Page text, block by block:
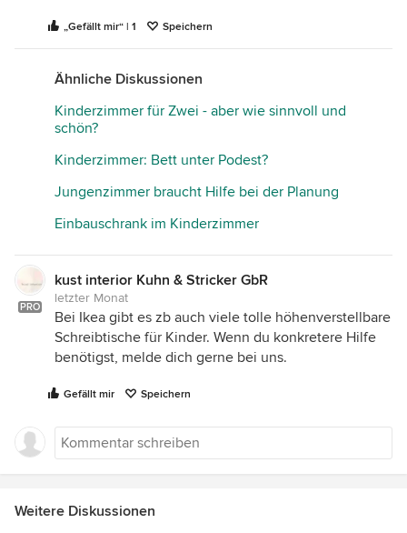
„Gefällt mir“ | 1 Speichern
Ähnliche Diskussionen
Kinderzimmer für Zwei - aber wie sinnvoll und
schön?
Kinderzimmer: Bett unter Podest?
Jungenzimmer braucht Hilfe bei der Planung
Einbauschrank im Kinderzimmer
PRO
kust interior Kuhn & Stricker GbR
letzter Monat
Bei Ikea gibt es zb auch viele tolle höhenverstellbare
Schreibtische für Kinder. Wenn du konkretere Hilfe
benötigst, melde dich gerne bei uns.
Gefällt mir Speichern
Weitere Diskussionen